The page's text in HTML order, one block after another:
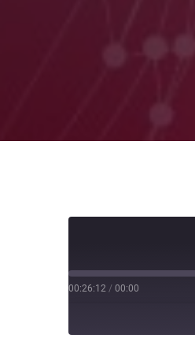
00:00
/
00:26:12